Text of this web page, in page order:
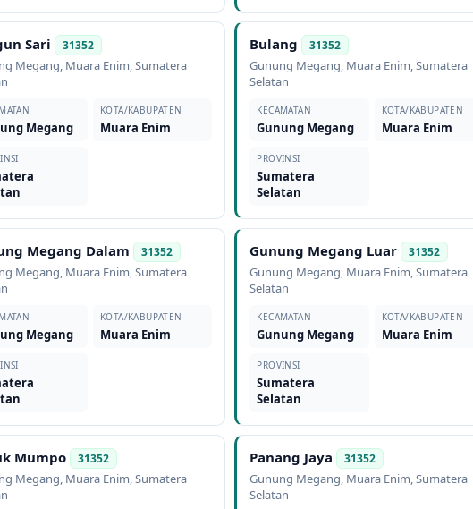
Sari 31352
Megang, Muara Enim,Sumatera
Megang
KOTA/KABUPATEN
Muara Enim
Bulang 31352
Gunung Megang, Muara Enim,Sumatera
Selatan
KECAMATAN
Gunung Megang
KOTA/KABUPATEN
Muara Enim
PROVINSI
Sumatera
Selatan
Megang Dalam 31352
Megang, Muara Enim,Sumatera
Megang
KOTA/KABUPATEN
Muara Enim
Gunung Megang Luar 31352
Gunung Megang, Muara Enim,Sumatera
Selatan
KECAMATAN
Gunung Megang
KOTA/KABUPATEN
Muara Enim
PROVINSI
Sumatera
Selatan
Mumpo 31352
Megang, Muara Enim,Sumatera
Panang Jaya 31352
Gunung Megang, Muara Enim,Sumatera
Selatan